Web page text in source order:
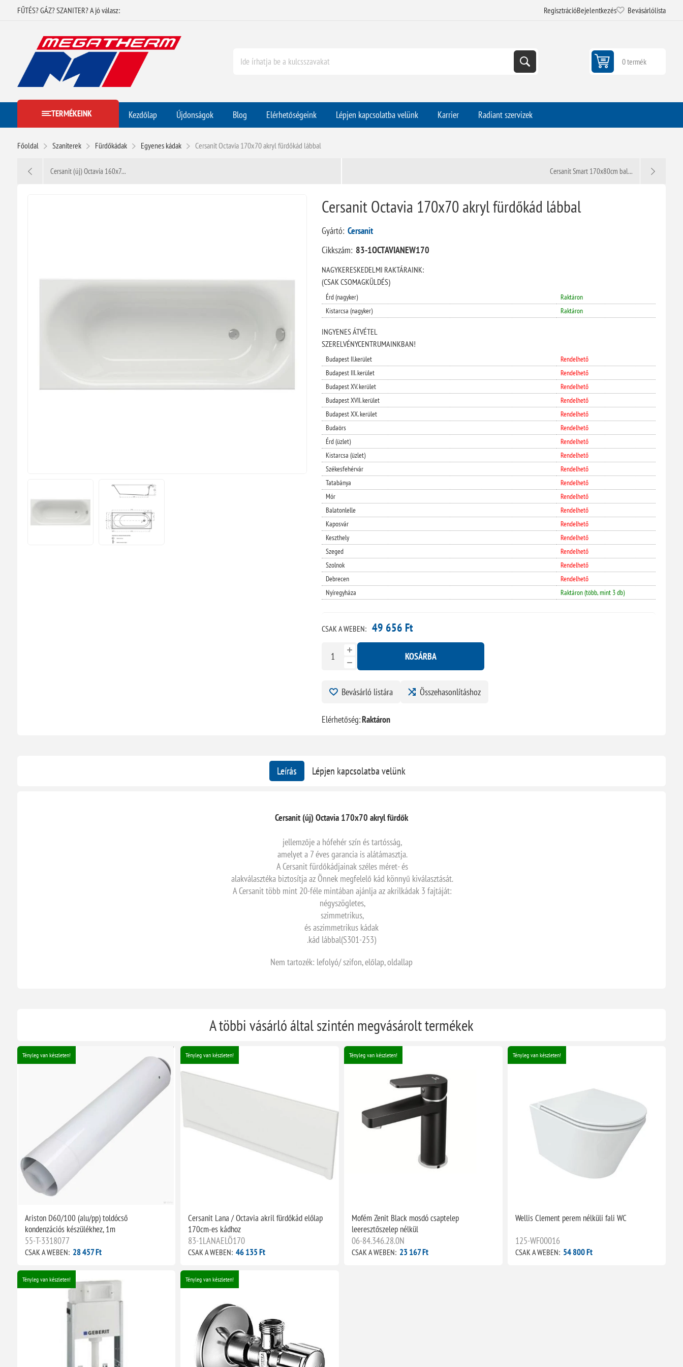
FŰTÉS? GÁZ? SZANITER? A jó válasz: RegisztrációBejelentkezés Bevásárlólista
0 termék
TERMÉKEINK Kezdőlap Újdonságok Blog Elérhetőségeink Lépjen kapcsolatba velünk Karrier Radiant szervizek
Főoldal Szaniterek Fürdőkádak Egyenes kádak Cersanit Octavia 170x70 akryl fürdőkád lábbal
Cersanit (új) Octavia 160x7... Cersanit Smart 170x80cm bal...
Cersanit Octavia 170x70 akryl fürdőkád lábbal
Gyártó: Cersanit
Cikkszám: 83-1OCTAVIANEW170
NAGYKERESKEDELMI RAKTÁRAINK:
(CSAK CSOMAGKÜLDÉS)
Érd (nagyker)
Raktáron
Kistarcsa (nagyker)
Raktáron
INGYENES ÁTVÉTEL
SZERELVÉNYCENTRUMAINKBAN!
Budapest II.kerület
Rendelhető
Budapest III. kerület
Rendelhető
Budapest XV. kerület
Rendelhető
Budapest XVII. kerület
Rendelhető
Budapest XX. kerület
Rendelhető
Budaörs
Rendelhető
Érd (üzlet)
Rendelhető
Kistarcsa (üzlet)
Rendelhető
Székesfehérvár
Rendelhető
Tatabánya
Rendelhető
Mór
Rendelhető
Balatonlelle
Rendelhető
Kaposvár
Rendelhető
Keszthely
Rendelhető
Szeged
Rendelhető
Szolnok
Rendelhető
Debrecen
Rendelhető
Nyíregyháza
Raktáron (több, mint 3 db)
CSAK A WEBEN: 49 656 Ft
KOSÁRBA
Bevásárló listára Összehasonlításhoz
Elérhetőség:Raktáron
Leírás Lépjen kapcsolatba velünk
Cersanit (új) Octavia 170x70 akryl fürdők
jellemzője a hófehér szín és tartósság,
amelyet a 7 éves garancia is alátámasztja.
A Cersanit fürdőkádjainak széles méret- és
alakválasztéka biztosítja az Önnek megfelelő kád könnyű kiválasztását.
A Cersanit több mint 20-féle mintában ajánlja az akrilkádak 3 fajtáját:
négyszögletes,
szimmetrikus,
és aszimmetrikus kádak
.kád lábbal(S301-253)
Nem tartozék: lefolyó/ szifon, előlap, oldallap
A többi vásárló által szintén megvásárolt termékek
Tényleg van készleten!
Ariston D60/100 (alu/pp) toldócső
kondenzációs készülékhez, 1m
55-T-3318077
CSAK A WEBEN: 28 457 Ft
Tényleg van készleten!
Cersanit Lana / Octavia akril fürdőkád előlap
170cm-es kádhoz
83-1LANAELÖ170
CSAK A WEBEN: 46 135 Ft
Tényleg van készleten!
Mofém Zenit Black mosdó csaptelep
leeresztőszelep nélkül
06-84.346.28.0N
CSAK A WEBEN: 23 167 Ft
Tényleg van készleten!
Wellis Clement perem nélküli fali WC
125-WF00016
CSAK A WEBEN: 54 800 Ft
Tényleg van készleten! Tényleg van készleten!